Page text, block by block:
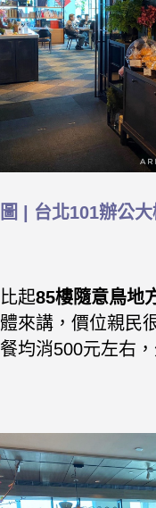
圖 | 台北101辦公
比起85樓隨意鳥地
體來講，價位親民
餐均消500元左右